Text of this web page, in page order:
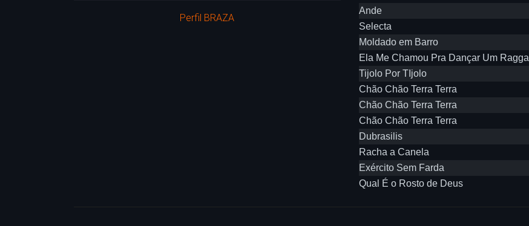
Perfil BRAZA
Ande
Selecta
Moldado em Barro
Ela Me Chamou Pra Dançar Um Ragga
Tijolo Por TIjolo
Chão Chão Terra Terra
Chão Chão Terra Terra
Chão Chão Terra Terra
Dubrasilis
Racha a Canela
Exército Sem Farda
Qual É o Rosto de Deus